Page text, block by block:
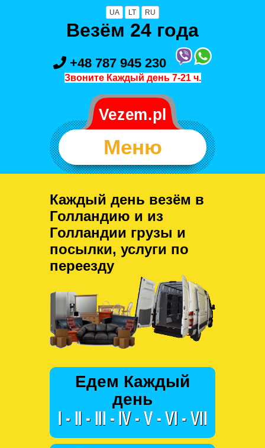
UA LT RU
Везём 24 года
+48 787 945 230
Звоните Каждый день 7-21 ч.
Меню
Каждый день везём в
Голландию и из
Голландии грузы и
посылки, услуги по
переезду
Едем Каждый
день